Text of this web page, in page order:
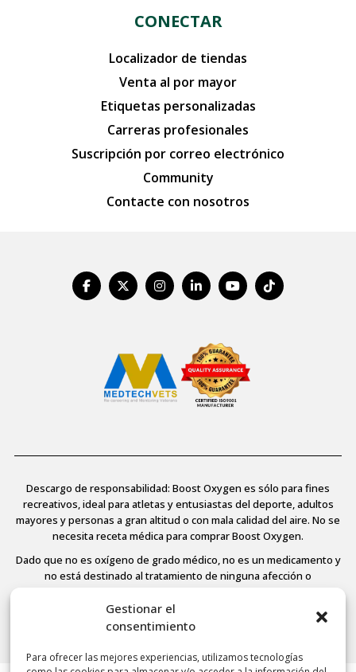
Gestionar el
consentimiento
Para ofrecer las mejores experiencias, utilizamos tecnologías
CONECTAR
Localizador de tiendas
Venta al por mayor
Etiquetas personalizadas
Carreras profesionales
Suscripción por correo electrónico
Community
Contacte con nosotros
Descargo de responsabilidad: Boost Oxygen es sólo para fines
recreativos, ideal para atletas y entusiastas del deporte, adultos
mayores y personas a gran altitud o con mala calidad del aire. No se
necesita receta médica para comprar Boost Oxygen.
Dado que no es oxígeno de grado médico, no es un medicamento y
no está destinado al tratamiento de ninguna afección o
tanto, la Agencia no ha evaluado ninguna de las afirmaciones aquí
contenidas. Consulte a su médico si padece alguna enfermedad.